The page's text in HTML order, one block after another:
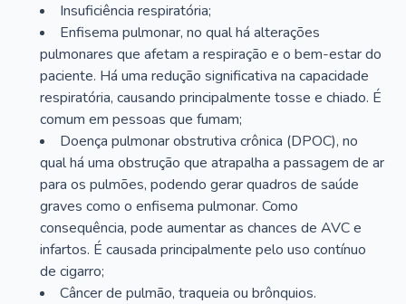
Insuficiência respiratória;
Enfisema pulmonar, no qual há alterações
pulmonares que afetam a respiração e o bem-estar do
paciente. Há uma redução significativa na capacidade
respiratória, causando principalmente tosse e chiado. É
comum em pessoas que fumam;
Doença pulmonar obstrutiva crônica (DPOC), no
qual há uma obstrução que atrapalha a passagem de ar
para os pulmões, podendo gerar quadros de saúde
graves como o enfisema pulmonar. Como
consequência, pode aumentar as chances de AVC e
infartos. É causada principalmente pelo uso contínuo
de cigarro;
Câncer de pulmão, traqueia ou brônquios.